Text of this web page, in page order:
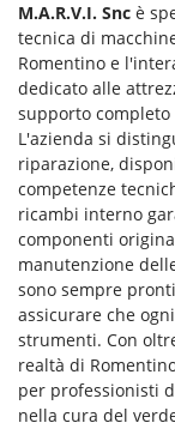
M.A.R.V.I. Snc è
tecnica di
Romentino e
dedicato alle
supporto
L'azienda si
riparazione,
competenze
ricambi interno
componenti
manutenzione
sono sempre
assicurare che
strumenti. Con
realtà di
per professionisti
nella cura del